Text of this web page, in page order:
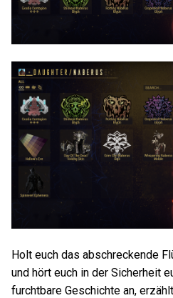
Holt euch das abschreckende
und hört euch in der Sicherheit
furchtbare Geschichte an,